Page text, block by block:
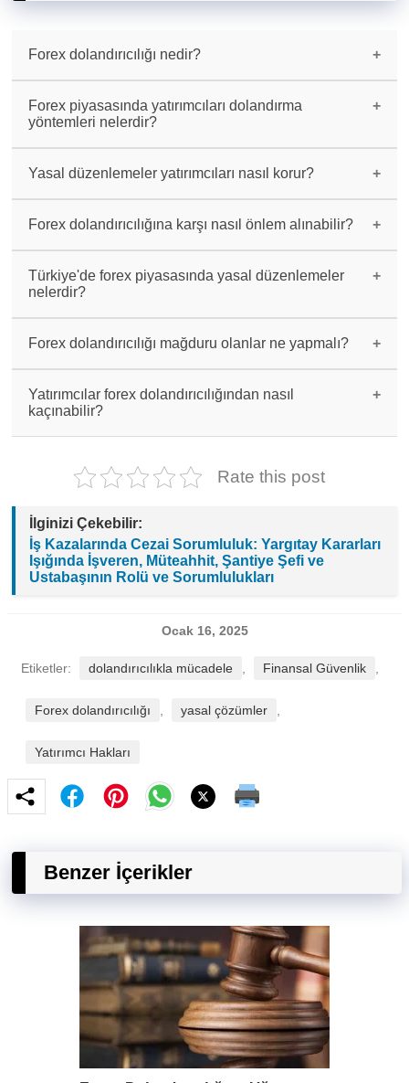
Forex dolandırıcılığı nedir?
yanıltılması veya dolandırılması amacıyla
yapılan hileli işlemler olarak tanımlanabilir.
Forex piyasasında yatırımcıları dolandırma
yöntemleri nelerdir?
danışmanlığı, cüzi getiriler vaadi ile
yatırımcıyı kandırma, kâr garantisi verme gibi
taktikleri kullanır.
Yasal düzenlemeler yatırımcıları nasıl korur?
gösteren aracı kurumların denetlenmesini sağlar
ve yatırımcıların haklarını korur.
Forex dolandırıcılığına karşı nasıl önlem alınabilir?
lisanslı ve güvenilir aracı kurumlarla
çalışmaktır. Ayrıca yatırımcıların bilgi sahibi
olması da önemlidir.
Türkiye'de forex piyasasında yasal düzenlemeler
nelerdir?
getirilen düzenlemeler ile aracı kurumlar
denetlenmekte ve yatırımcıların korunması
sağlanmaktadır.
Forex dolandırıcılığı mağduru olanlar ne yapmalı?
yetkililere başvurmalı, şikayetlerini ilgili
kurumlarla paylaşmalı ve yasal süreçleri takip
etmelidir.
Yatırımcılar forex dolandırıcılığından nasıl
kaçınabilir?
lisanslı ve güvenilir kurumlarla çalışmalı ve
aceleci davranmamalıdır.
Rate this post
İlginizi Çekebilir:
İş Kazalarında Cezai Sorumluluk: Yargıtay Kararları
Işığında İşveren, Müteahhit, Şantiye Şefi ve
Ustabaşının Rolü ve Sorumlulukları
Ocak 16, 2025
Etiketler: dolandırıcılıkla mücadele Finansal Güvenlik
Forex dolandırıcılığı yasal çözümler
Yatırımcı Hakları
Benzer İçerikler